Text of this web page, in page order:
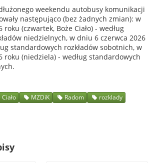
weekendu autobusy komunikacji
następująco (bez żadnych zmian): w
(czwartek, Boże Ciało) - według
niedzielnych, w dniu 6 czerwca 2026
standardowych rozkładów sobotnich, w
roku (niedziela) - według standardowych
MZDiK Radom
rozklady